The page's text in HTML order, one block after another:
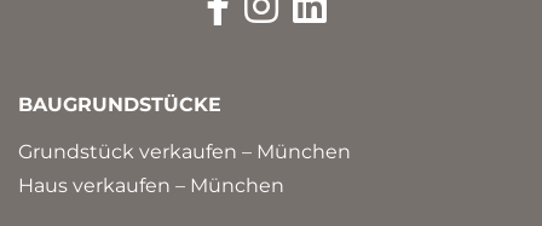
BAUGRUNDSTÜCKE
Grundstück verkaufen – München
Haus verkaufen – München